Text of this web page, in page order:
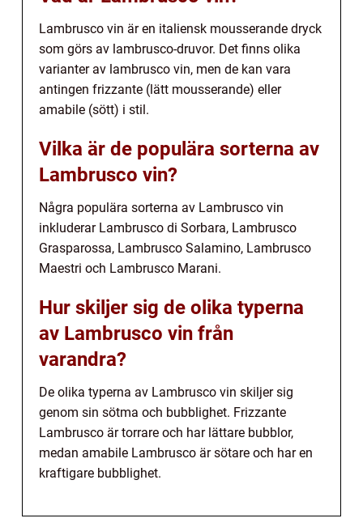
Lambrusco vin är en italiensk mousserande dryck
som görs av lambrusco-druvor. Det finns olika
varianter av lambrusco vin, men de kan vara
antingen frizzante (lätt mousserande) eller
amabile (sött) i stil.
Vilka är de populära sorterna av
Lambrusco vin?
Några populära sorterna av Lambrusco vin
inkluderar Lambrusco di Sorbara, Lambrusco
Grasparossa, Lambrusco Salamino, Lambrusco
Maestri och Lambrusco Marani.
Hur skiljer sig de olika typerna
av Lambrusco vin från
varandra?
De olika typerna av Lambrusco vin skiljer sig
genom sin sötma och bubblighet. Frizzante
Lambrusco är torrare och har lättare bubblor,
medan amabile Lambrusco är sötare och har en
kraftigare bubblighet.